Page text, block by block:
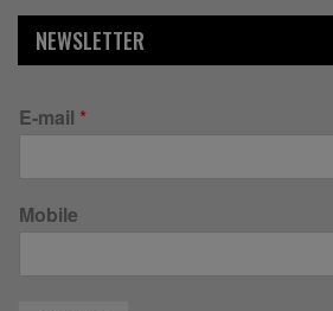
NEWSLETTER
E-mail *
Mobile